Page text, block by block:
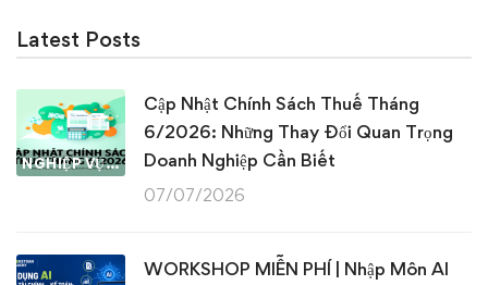
Latest Posts
NGHIỆP VỤ KẾ TOÁN & THUẾ
Cập Nhật Chính Sách Thuế Tháng
6/2026: Những Thay Đổi Quan Trọng
Doanh Nghiệp Cần Biết
07/07/2026
WORKSHOP MIỄN PHÍ | Nhập Môn AI